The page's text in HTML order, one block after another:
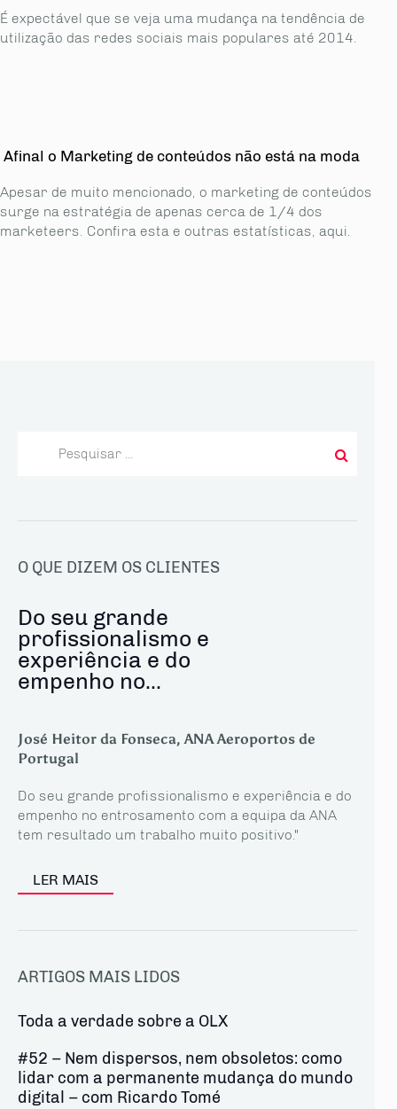
É expectável que se veja uma mudança na tendência de
utilização das redes sociais mais populares até 2014.
Afinal o Marketing de conteúdos não está na moda
Apesar de muito mencionado, o marketing de conteúdos
surge na estratégia de apenas cerca de 1/4 dos
marketeers. Confira esta e outras estatísticas, aqui.
O QUE DIZEM OS CLIENTES
Do seu grande
profissionalismo e
experiência e do
empenho no...
José Heitor da Fonseca, ANA Aeroportos de
Portugal
Do seu grande profissionalismo e experiência e do
empenho no entrosamento com a equipa da ANA
tem resultado um trabalho muito positivo."
LER MAIS
ARTIGOS MAIS LIDOS
Toda a verdade sobre a OLX
#52 – Nem dispersos, nem obsoletos: como
lidar com a permanente mudança do mundo
digital – com Ricardo Tomé